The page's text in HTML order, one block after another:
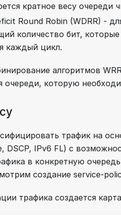
кратное весу очереди
Round Robin (WDRR) -
количество бит,
каждый цикл.
алгоритмов
очереди, которую
трафик на
DSCP, IPv6 FL) с
в конкретную
создание service-
трафика создается